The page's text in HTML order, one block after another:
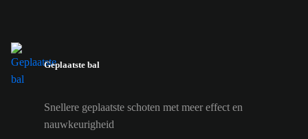
Geplaatste bal
Snellere geplaatste schoten met meer effect en
nauwkeurigheid